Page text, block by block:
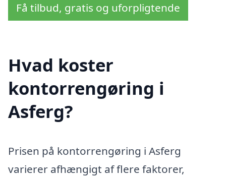
Få tilbud, gratis og uforpligtende
Hvad koster
kontorrengøring i
Asferg?
Prisen på kontorrengøring i Asferg
varierer afhængigt af flere faktorer,